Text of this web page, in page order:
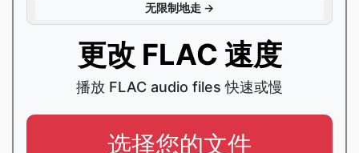
无限制地走 →
更改 FLAC 速度
播放 FLAC audio files 快速或慢
选择您的文件